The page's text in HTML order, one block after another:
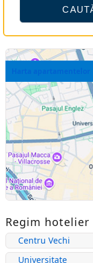
Regim hotelier
Centru Vechi
Universitate